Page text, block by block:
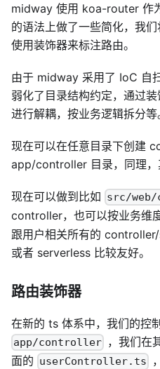
midway 使用 koa-router 作
的语法上做了一些简化，我们
使用装饰器来标注路由。
由于 midway 采用了 IoC 自
弱化了目录结构约定，通过
进行解耦，按业务逻辑拆分等
现在可以在任意目录下创建
app/controller 目录，同理，
现在可以做到比如 src/
controller，也可以按业务维
跟用户相关所有的
或者 serverless 比较友好。
路由装饰器
在新的 ts 体系中，我们的控
app/controller ，我们在
面的 userController.ts